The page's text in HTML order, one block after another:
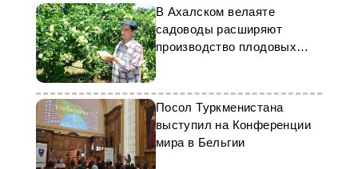
В Ахалском велаяте
садоводы расширяют
производство плодовых
культур
Посол Туркменистана
выступил на Конференции
мира в Бельгии